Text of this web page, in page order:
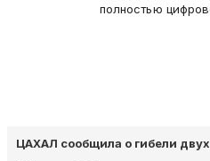
полностью
ЦАХАЛ сообщила о гибели